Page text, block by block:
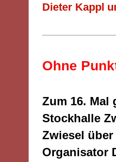
Dieter Kappl
Ohne
Zum 16. Mal
Stockhalle
Zwiesel
Organisator